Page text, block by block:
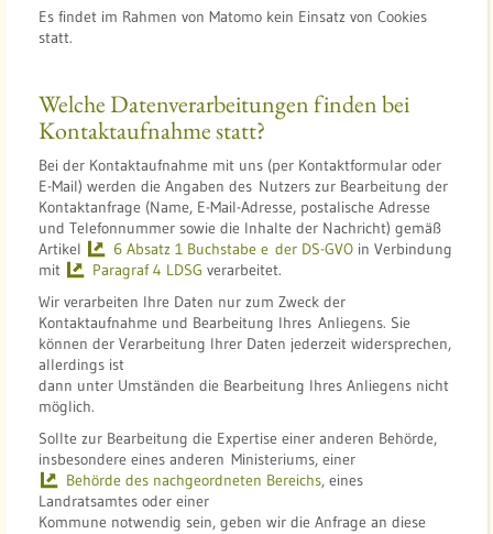
Es findet im Rahmen von Matomo kein Einsatz von Cookies
statt.
Welche Datenverarbeitungen finden bei
Kontaktaufnahme statt?
Bei der Kontaktaufnahme mit uns (per Kontaktformular oder
E-Mail) werden die Angaben des Nutzers zur Bearbeitung der
Kontaktanfrage (Name, E-Mail-Adresse, postalische Adresse
und Telefonnummer sowie die Inhalte der Nachricht) gemäß
Artikel
6 Absatz 1 Buchstabe e der DS-GVO in Verbindung
mit
Paragraf 4 LDSG verarbeitet.
Wir verarbeiten Ihre Daten nur zum Zweck der
Kontaktaufnahme und Bearbeitung Ihres Anliegens. Sie
können der Verarbeitung Ihrer Daten jederzeit widersprechen,
allerdings ist
dann unter Umständen die Bearbeitung Ihres Anliegens nicht
möglich.
Sollte zur Bearbeitung die Expertise einer anderen Behörde,
insbesondere eines anderen Ministeriums, einer
Behörde des nachgeordneten Bereichs, eines
Landratsamtes oder einer
Kommune notwendig sein, geben wir die Anfrage an diese